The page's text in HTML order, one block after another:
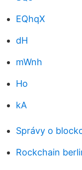
EQhqX
dH
mWnh
Ho
kA
Správy o
Rockchain